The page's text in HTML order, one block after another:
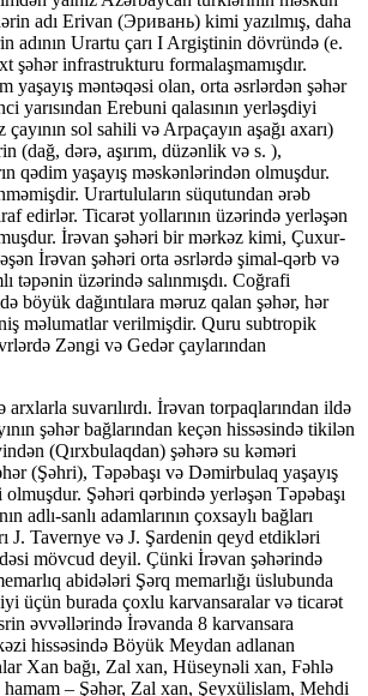
adı Erivan (Эривань) kimi yazılmış, daha
adının Urartu çarı I Argiştinin dövründə (e.
şəhər infrastrukturu formalaşmamışdır.
məntəqəsi olan, orta əsrlərdən şəhər
yarısından Erebuni qalasının yerləşdiyi
sol sahili və Arpaçayın aşağı axarı)
(dağ, dərə, aşırım, düzənlik və s. ),
qədim yaşayış məskənlərindən olmuşdur.
Urartuluların süqutundan ərəb
edirlər. Ticarət yollarının üzərində yerləşən
İrəvan şəhəri bir mərkəz kimi, Çuxur-
İrəvan şəhəri orta əsrlərdə şimal-qərb və
təpənin üzərində salınmışdı. Coğrafi
böyük dağıntılara məruz qalan şəhər, hər
məlumatlar verilmişdir. Quru subtropik
Zəngi və Gedər çaylarından
bir çox insaflı erməni alimləri və Avropa tədqiqatçıları da etiraf etmişlər. Erməni xalqı kimi, erməni dilinin də hibrid olmasını məşhur dilçi alim Manuk Abeğyan da təsdiq etmişdir. İlk mənbələr təsdiq edir ki, indi Ermənistan (Hayastan) adlandırılan əraziyə haylar ilk dəfə xristianlığın dövlət dini səviyyəsinə yüksəlməsindən sonra missionerlər kimi gəlmişlər. Haylar ərəb xilafəti dövründə islam dinini qəbul edən aborigen türkmənşəli boyların tərk etdikləri dini məbədlərə sahib çıxmış, həmin məbədləri kilsəyə çevirmiş, elə oradaca saxta tarix əsərləri quraşırılmışdır. Bu gün erməni əlifbası kimi təqdim edilən, əslində Ön Asiyada mövcud olmuş və tarix səhnəsindən silinən xalqlara mənsub olmuş əlifbanın da hayların yaşadıqları ərazilərdə missionerlər tərəfindən yayılması xristianlığın təbliğinə xidmət etmişdir. Erməni əlifbasının müəllifi kimi təqdim edilən Mesrop Maştos da xristian missioneri olmuş və heç vaxt indiki Ermənistan ərazisində yaşamamışdır. Hayların tarixi xristianlığın ən qədim kitabı hesab edilən İncilə və müxtəlif xalqların mifoloji qaynaqlarına uyğunlaşdırılmış, orada adları sadalanan şəxslərin prototipləri uydurulmuş və yer-yurd adları saxta tarixdə əks etdirilmişdir. Hayların tarixinin atası hesab olunan və V əsr salnaməçisi kimi təqdim edilən yepiskop Movses Xorenasinin (Moisey Xorenski) “Hayların tarixi”ni (ermənicə “Hayos patmutyun” adlanan bu kitab rus dilinə «История армян» kimi tərcümə edilməli olduğu halda, bilrəkdən «История Армении» kimi tərcümə edilərək mahiyyət təhrif edilmişdir) bir çox ermənişünaslar kompilyativ xarakter daşıyan, başdan-ayağa anax­ronizm­lərdən ibarət olan cızmaqara hesab edirlər. Qəribidir ki, erməni tarixçiləri Eçmiədzin monastırının IV əsrin əvvəllərindən, hayların əlifbasının isə V əsrin əvvələrindən mövcudluğunu iddia etsələr də, M. Xorenasinin “Hayların tarixi”nin ən qədim əlyazması XIV əsrdən o tərəfə keçmir. Çünki həmin əlyazmalara zaman-zaman erməni din xadimləri tərəfindən region xalqlarının və dövlətlərinin tarixinə aid bütöv dövrlər calaq edilmişdir. M. Xorenasinin “Tarixi” Avropada ilk dəfə 1695-ci ildə tərcümə edilərək Amsterdamda çap edilmişdir. Bir sıra Qərbi Avropa alimləri La